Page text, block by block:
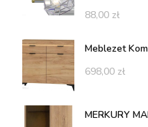
88,00 zł
Meblezet
698,00 zł
MERKURY